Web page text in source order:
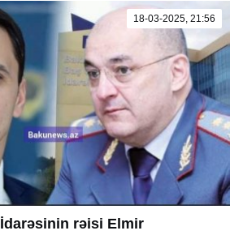
18-03-2025, 21:56
rəisi Elmir